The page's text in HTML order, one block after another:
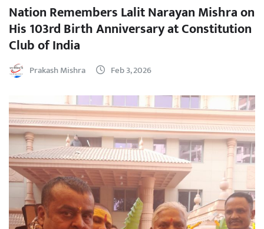
Nation Remembers Lalit Narayan Mishra on
His 103rd Birth Anniversary at Constitution
Club of India
Prakash Mishra Feb 3, 2026